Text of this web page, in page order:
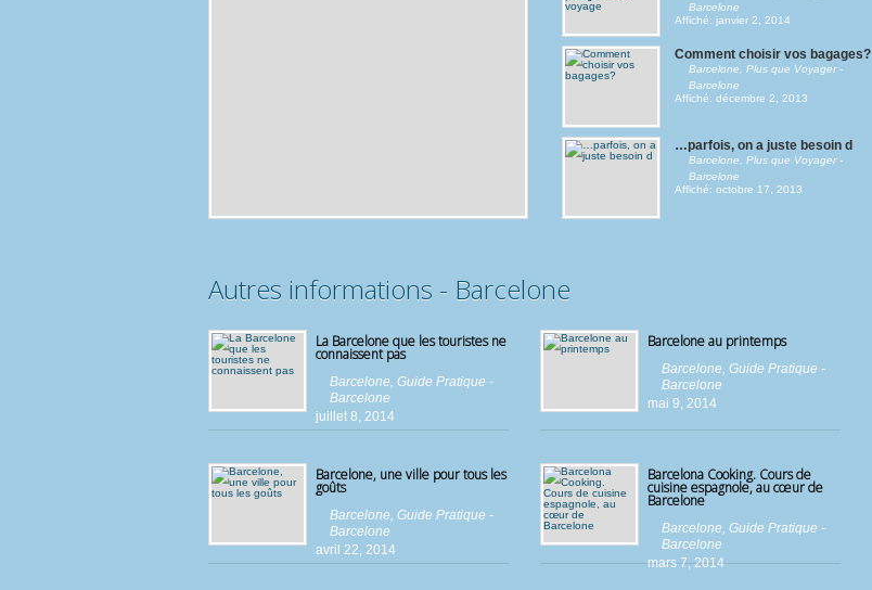
Barcelone
Affiché: janvier 2, 2014
Comment choisir vos bagages?
Barcelone
Plus que Voyager -
Barcelone
Affiché: décembre 2, 2013
…parfois, on a juste besoin d
Barcelone
Plus que Voyager -
Barcelone
Affiché: octobre 17, 2013
Autres informations - Barcelone
La Barcelone que les touristes ne
connaissent pas
Barcelone, Guide Pratique -
Barcelone
juillet 8, 2014
Barcelone au printemps
Barcelone, Guide Pratique -
Barcelone
mai 9, 2014
Barcelone, une ville pour tous les
goûts
Barcelone, Guide Pratique -
Barcelone
avril 22, 2014
Barcelona Cooking. Cours de
cuisine espagnole, au cœur de
Barcelone
Barcelone, Guide Pratique -
Barcelone
mars 7, 2014